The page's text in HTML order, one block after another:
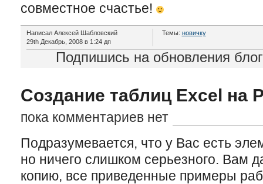
совместное счастье!
Написал Алексей Шабловский
29th Декабрь, 2008 в 1:24 дп
Темы: новичку
Подпишись на обновления
Создание таблиц Excel на
пока комментариев нет
Подразумевается, что у Вас есть
но ничего слишком серьезного. Вам
копию, все приведенные примеры